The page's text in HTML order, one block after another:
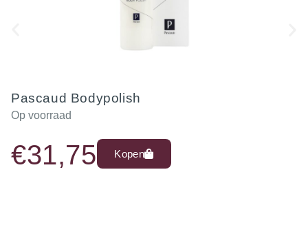
Pascaud Bodypolish
Op voorraad
€31,75 Kopen